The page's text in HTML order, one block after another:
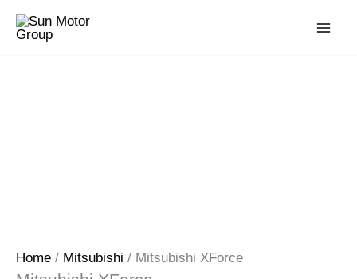
Home / Mitsubishi / Mitsubishi XForce